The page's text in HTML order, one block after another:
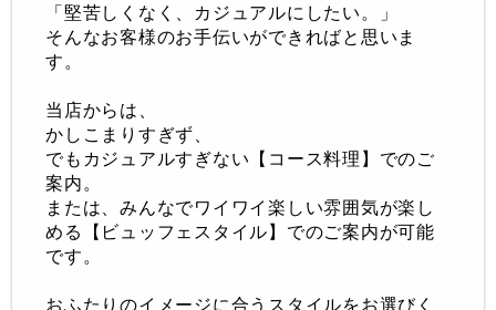
「堅苦しくなく、カジュアルにしたい。」
そんなお客様のお手伝いができればと思いま
す。
当店からは、
かしこまりすぎず、
でもカジュアルすぎない【 コース料理 】 でのご
案内。
または、みんなでワイワイ楽しい雰囲気が楽し
める【 ビュッフェスタイル 】でのご案内が可能
です。
おふたりのイメージに合うスタイルをお選びく